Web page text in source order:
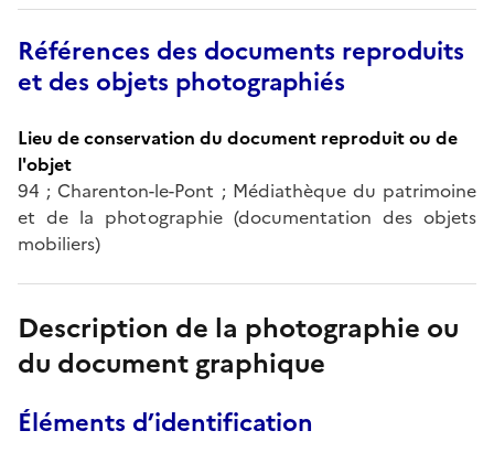
Références des documents reproduits
et des objets photographiés
Lieu de conservation du document reproduit ou de
l'objet
94 ; Charenton-le-Pont ; Médiathèque du patrimoine
et de la photographie (documentation des objets
mobiliers)
Description de la photographie ou
du document graphique
Éléments d’identification